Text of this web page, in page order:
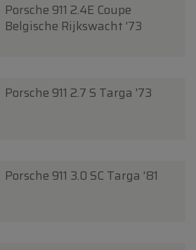
Porsche 911 2.4E Coupe
Belgische Rijkswacht '73
Porsche 911 2.7 S Targa '73
Porsche 911 3.0 SC Targa '81